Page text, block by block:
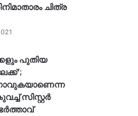
ചിത്ര
പുതിയ
സിസ്റ്റർ